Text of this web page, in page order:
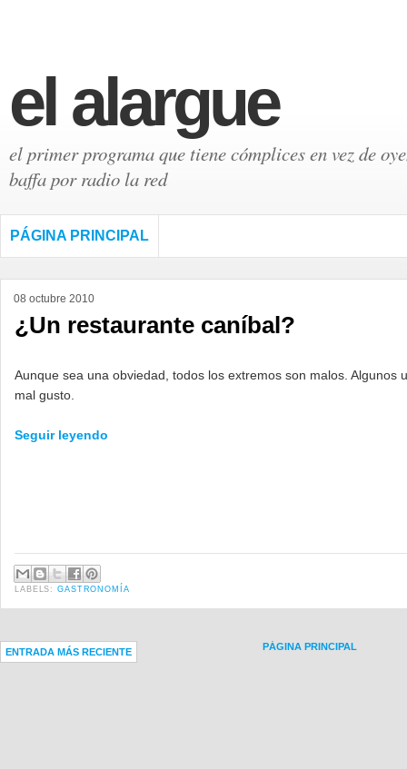
el alargue
el primer programa que tiene cómplices en vez de
baffa por radio la red
PÁGINA PRINCIPAL
08 octubre 2010
¿Un restaurante caníbal?
Aunque sea una obviedad, todos los extremos son malos. Algunos
mal gusto.
Seguir leyendo
LABELS:GASTRONOMÍA
ENTRADA MÁS RECIENTE PÁGINA PRINCIPAL